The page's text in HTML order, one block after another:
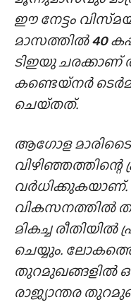
ഈ നേട്ടം
മാസത്തിൽ40
ടിഇയു ചരക്കാണ്
കണ്ടെയ്‌നർ
ചെയ്‌തത്‌.
ആഗോള
വിഴിഞ്ഞത്തിന്റെ
വർധിക്കുകയാണ്.
വികസനത്തിൽ
മികച്ച
ചെയ്യും.
തുറമുഖങ്ങളിൽ
രാജ്യാന്തര